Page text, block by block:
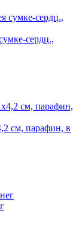
сердц.,
см, парафин, в